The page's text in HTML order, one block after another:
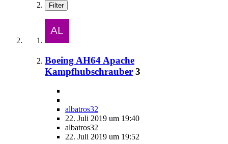
Filter
Boeing AH64 Apache
Kampfhubschrauber 3
albatros32
22. Juli 2019 um 19:40
albatros32
22. Juli 2019 um 19:52